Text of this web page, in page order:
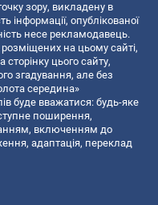
зору, викладену в
інформації, опублікованої
несе рекламодавець.
на цьому сайті,
цього сайту,
згадування, але без
середина»
буде вважатися: будь-яке
поширення,
включенням до
адаптація, переклад